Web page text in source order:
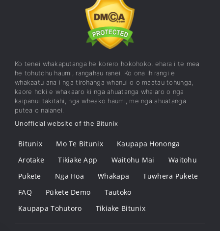
Ko tenei whakaputanga he korero hokohoko, ehara i te mea
he tohutohu haumi, rangahau ranei. Ko ona ihirangi e
whakaatu ana i nga tirohanga whanui o o maatau tohunga,
kaore hoki e whakaaro ki nga ahuatanga whaiaro o nga
kaipanui takitahi, nga wheako haumi, me nga ahuatanga
putea o naianei.
Unofficial website of the Bitunix
Bitunix Mo Te Bitunix
Kaupapa Hononga
Arotake
Tikiake App Waitohu Mai
Waitohu
Pūkete
Nga Hoa Whakapā
Tuwhera Pūkete
FAQ
Pūkete Demo
Tautoko
Kaupapa Tohutoro
Tikiake Bitunix